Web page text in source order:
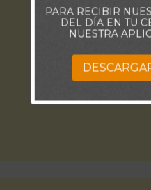
PARA RECIBIR
DEL DÍA EN TU
NUESTRA